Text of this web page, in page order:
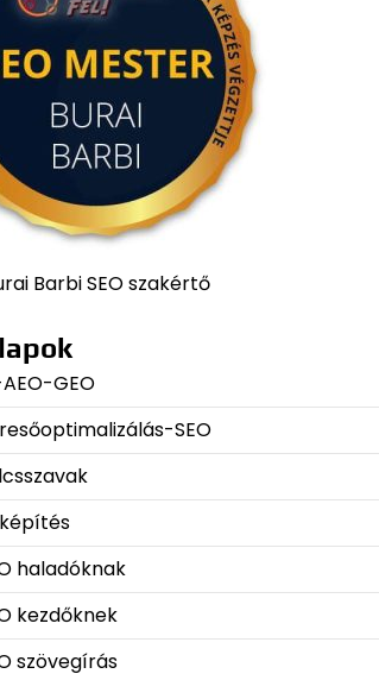
Barbi SEO szakértő
GEO
SEO
haladóknak
kezdőknek
szövegírás